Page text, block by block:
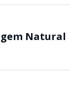
Natural